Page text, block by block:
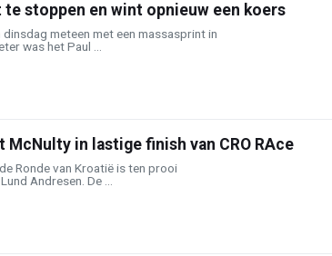
te stoppen en wint opnieuw een koers
dinsdag meteen met een massasprint in
was het Paul ...
McNulty in lastige finish van CRO RAce
Ronde van Kroatië is ten prooi
Andresen. De ...